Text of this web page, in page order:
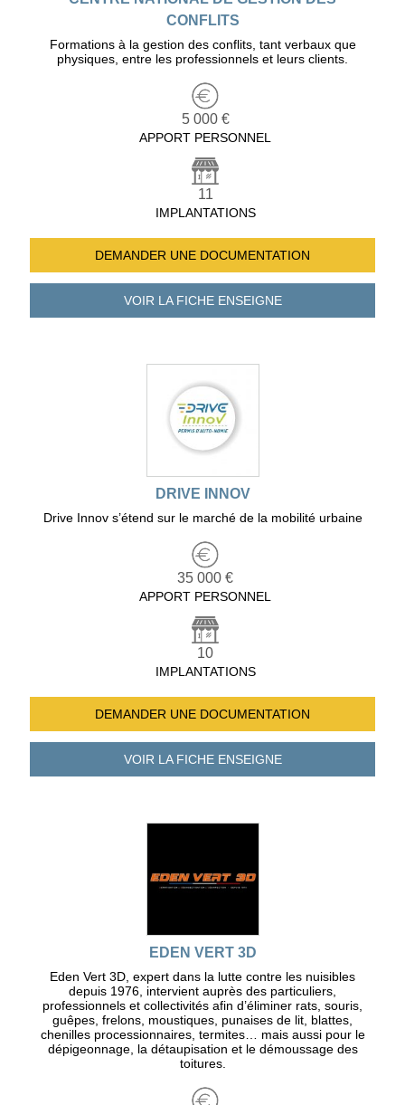
CONFLITS
Formations à la gestion des conflits, tant verbaux que
physiques, entre les professionnels et leurs clients.
5 000 €
APPORT PERSONNEL
11
IMPLANTATIONS
DEMANDER UNE DOCUMENTATION
VOIR LA FICHEENSEIGNE
DRIVE INNOV
Drive Innov s’étend sur le marché de la mobilité urbaine
35 000 €
APPORT PERSONNEL
10
IMPLANTATIONS
DEMANDER UNE DOCUMENTATION
VOIR LA FICHEENSEIGNE
EDEN VERT 3D
Eden Vert 3D, expert dans la lutte contre les nuisibles
depuis 1976, intervient auprès des particuliers,
professionnels et collectivités afin d’éliminer rats, souris,
guêpes, frelons, moustiques, punaises de lit, blattes,
chenilles processionnaires, termites… mais aussi pour le
dépigeonnage, la détaupisation et le démoussage des
toitures.